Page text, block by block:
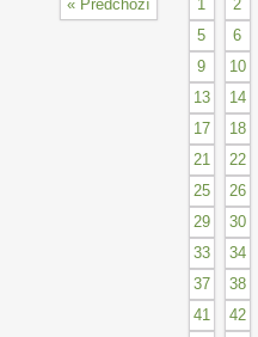
« Předchozí 1 2
5
6
9
10
13
14
17
18
21
22
25
26
29
30
33
34
37
38
41
42